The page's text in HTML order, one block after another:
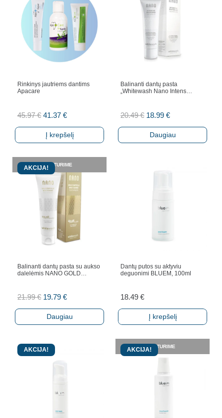
Rinkinys jautriems dantims
Apacare
45.97€ Original
price
was:
41.37 €Current
price
is:
Į krepšelį
Balinanti dantų pasta
„Whitewash Nano Intens…
20.49€ Original
price
was:
18.99 €Current
price
is:
Daugiau
NETURIME
AKCIJA!
Balinanti dantų pasta su aukso
dalelėmis NANO GOLD…
21.99€ Original
price
was:
19.79 €Current
price
is:
Daugiau
Dantų putos su aktyviu
deguonimi BLUEM, 100ml
18.49 €
Į krepšelį
AKCIJA! NETURIME
AKCIJA!